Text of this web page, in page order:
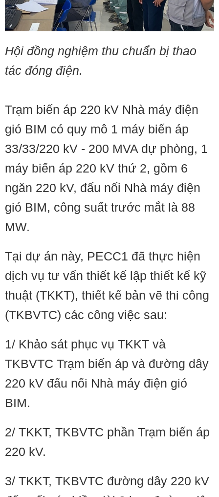
Hội đồng nghiệm thu chuẩn bị thao
tác đóng điện.
Trạm biến áp 220 kV Nhà máy điện
gió BIM có quy mô 1 máy biến áp
33/33/220 kV - 200 MVA dự phòng, 1
máy biến áp 220 kV thứ 2, gồm 6
ngăn 220 kV, đấu nối Nhà máy điện
gió BIM, công suất trước mắt là 88
MW.
Tại dự án này, PECC1 đã thực hiện
dịch vụ tư vấn thiết kế lập thiết kế kỹ
thuật (TKKT), thiết kế bản vẽ thi công
(TKBVTC) các công việc sau:
1/ Khảo sát phục vụ TKKT và
TKBVTC Trạm biến áp và đường dây
220 kV đấu nối Nhà máy điện gió
BIM.
2/ TKKT, TKBVTC phần Trạm biến áp
220 kV.
3/ TKKT, TKBVTC đường dây 220 kV